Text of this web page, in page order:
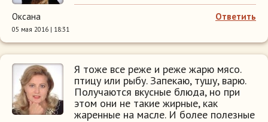
Ответить
Оксана
05 мая 2016 | 18:31
Я тоже все реже и реже жарю мясо.
птицу или рыбу. Запекаю, тушу, варю.
Получаются вкусные блюда, но при
этом они не такие жирные, как
жаренные на масле. И более полезные